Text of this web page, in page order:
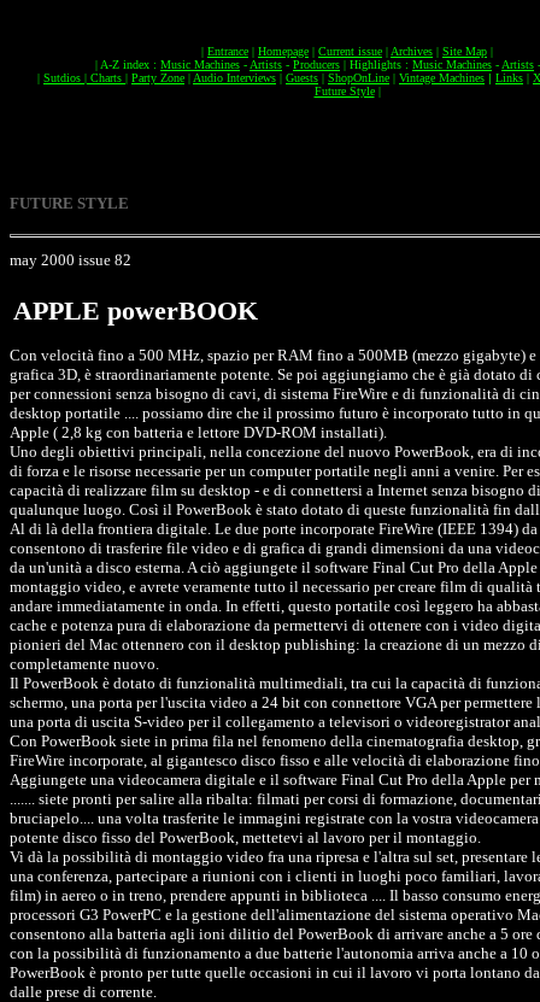
| Entrance | Homepage | Current issue | Archives | Site Map |
| A-Z index : Music Machines - Artists - Producers | Highlights : Music Machines - Artists
| Sutdios | Charts | Party Zone | Audio Interviews | Guests | ShopOnLine | Vintage Machines | Links |
Future Style|
FUTURE STYLE
may 2000 issue 82
APPLE powerBOOK
Con velocità fino a 500 MHz, spazio per RAM fino a 500MB (mezzo gigabyte) e
grafica 3D, è straordinariamente potente. Se poi aggiungiamo che è già dotato di
per connessioni senza bisogno di cavi, di sistema FireWire e di funzionalità di
desktop portatile .... possiamo dire che il prossimo futuro è incorporato tutto in
Apple ( 2,8 kg con batteria e lettore DVD-ROM installati).
Uno degli obiettivi principali, nella concezione del nuovo PowerBook, era di
di forza e le risorse necessarie per un computer portatile negli anni a venire. Per
capacità di realizzare film su desktop - e di connettersi a Internet senza bisogno
qualunque luogo. Così il PowerBook è stato dotato di queste funzionalità fin
Al di là della frontiera digitale. Le due porte incorporate FireWire (IEEE 1394)
consentono di trasferire file video e di grafica di grandi dimensioni da una
da un'unità a disco esterna. A ciò aggiungete il software Final Cut Pro della
montaggio video, e avrete veramente tutto il necessario per creare film di qualità
andare immediatamente in onda. In effetti, questo portatile così leggero ha
cache e potenza pura di elaborazione da permettervi di ottenere con i video
pionieri del Mac ottennero con il desktop publishing: la creazione di un mezzo
completamente nuovo.
Il PowerBook è dotato di funzionalità multimediali, tra cui la capacità di
schermo, una porta per l'uscita video a 24 bit con connettore VGA per
una porta di uscita S-video per il collegamento a televisori o videoregistrator
Con PowerBook siete in prima fila nel fenomeno della cinematografia desktop,
FireWire incorporate, al gigantesco disco fisso e alle velocità di elaborazione
Aggiungete una videocamera digitale e il software Final Cut Pro della Apple per
....... siete pronti per salire alla ribalta: filmati per corsi di formazione,
bruciapelo.... una volta trasferite le immagini registrate con la vostra
potente disco fisso del PowerBook, mettetevi al lavoro per il montaggio.
Vi dà la possibilità di montaggio video fra una ripresa e l'altra sul set, presentare
una conferenza, partecipare a riunioni con i clienti in luoghi poco familiari,
film) in aereo o in treno, prendere appunti in biblioteca .... Il basso consumo
processori G3 PowerPC e la gestione dell'alimentazione del sistema operativo
consentono alla batteria agli ioni dilitio del PowerBook di arrivare anche a 5 ore
con la possibilità di funzionamento a due batterie l'autonomia arriva anche a 10
PowerBook è pronto per tutte quelle occasioni in cui il lavoro vi porta lontano
dalle prese di corrente.